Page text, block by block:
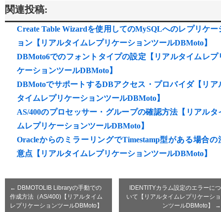
関連投稿:
Create Table Wizardを使用してのMySQLへのレプリケー
ョン【リアルタイムレプリケーションツールDBMoto】
DBMoto6でのフォントタイプの設定【リアルタイムレプ
ケーションツールDBMoto】
DBMotoでサポートするDBアクセス・プロバイダ【リア
タイムレプリケーションツールDBMoto】
AS/400のプロセッサー・グループの確認方法【リアルタ
ムレプリケーションツールDBMoto】
OracleからのミラーリングでTimestamp型がある場合の
意点【リアルタイムレプリケーションツールDBMoto】
← DBMOTOLIB Libraryの手動での
作成方法（AS/400)【リアルタイム
レプリケーションツールDBMoto】
IDENTITYカラム設定のエラーにつ
いて【リアルタイムレプリケーショ
ンツールDBMoto】
→